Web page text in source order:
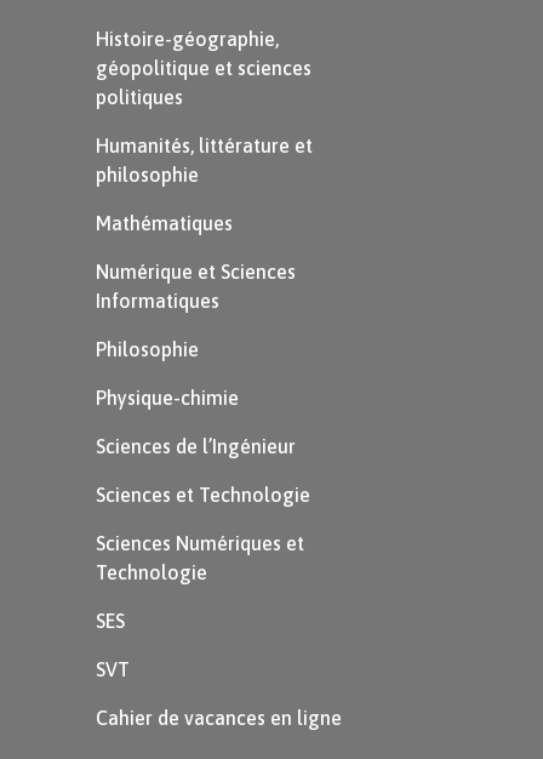
Le plus grand symbole de la diffusion du
savoir est la rédaction de l’
dirigée par Diderot et d’Alembert,
publiée en 35 volumes entre 1751 et
1772. Dans l’esprit des Lumières,
l’Encyclopédie propose de faire la
somme de toutes les connaissances
philosophie.
Histoire-géographie,
géopolitique et sciences
politiques
Humanités, littérature et
philosophie
Mathématiques
Numérique et Sciences
Informatiques
Philosophie
Physique-chimie
Sciences de l’Ingénieur
Sciences et Technologie
Sciences Numériques et
Technologie
SES
SVT
Cahier de vacances en ligne